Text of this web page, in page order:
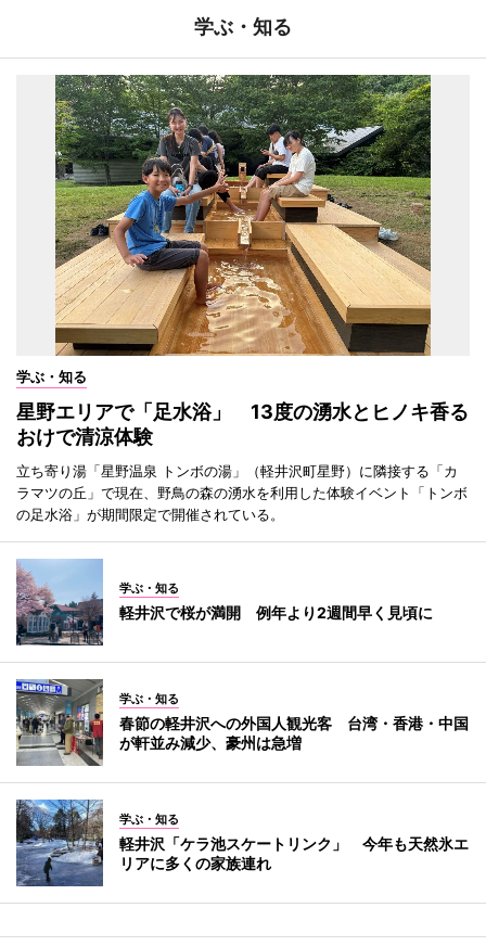
学ぶ・知る
学ぶ・知る
星野エリアで「足水浴」 13度の湧水とヒノキ香る
おけで清涼体験
立ち寄り湯「星野温泉 トンボの湯」（軽井沢町星野）に隣接する「カ
ラマツの丘」で現在、野鳥の森の湧水を利用した体験イベント「トンボ
の足水浴」が期間限定で開催されている。
学ぶ・知る
軽井沢で桜が満開 例年より2週間早く見頃に
学ぶ・知る
春節の軽井沢への外国人観光客 台湾・香港・中国
が軒並み減少、豪州は急増
学ぶ・知る
軽井沢「ケラ池スケートリンク」 今年も天然氷エ
リアに多くの家族連れ